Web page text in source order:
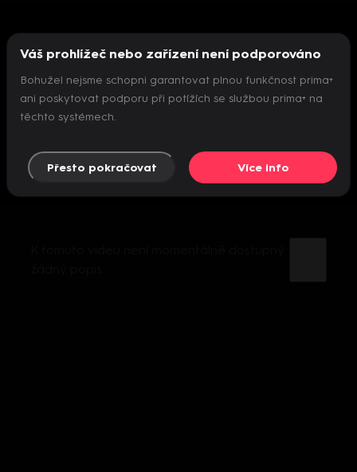
Nepodařilo se inicializovat přehrávač
Váš prohlížeč nebo zařízení není podporováno
Bohužel nejsme schopni garantovat plnou funkčnost prima+
ani poskytovat podporu při potížích se službou prima+ na
těchto systémech.
Přesto pokračovat Více info